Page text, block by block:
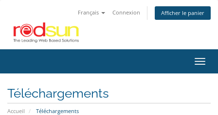
Français Connexion Afficher le panier
la
Téléchargements
Accueil Téléchargements